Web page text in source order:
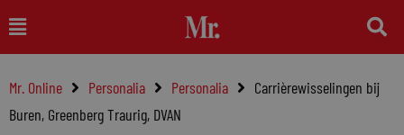
naar
inhoud
Main
Menu
Mr. Online Personalia Personalia
Carrièrewisselingen bij
Buren, Greenberg Traurig, DVAN